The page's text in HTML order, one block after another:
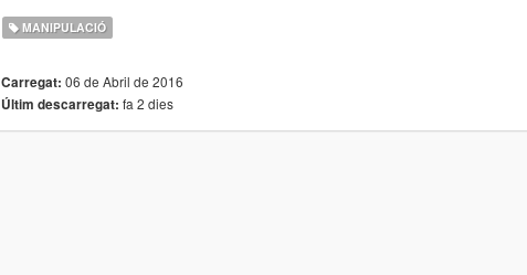
MANIPULACIÓ
Carregat: 06 de Abril de 2016
Últim descarregat: fa 2 dies